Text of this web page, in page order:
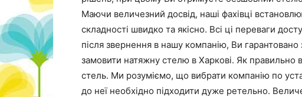
Маючи величезний досвід, наші фахівці
складності швидко та якісно. Всі ці переваги
після звернення в нашу компанію, Ви
замовити натяжну стелю в Харкові. Як правильно
стель. Ми розуміємо, що вибрати компанію по
до неї необхідно підходити дуже ретельно.